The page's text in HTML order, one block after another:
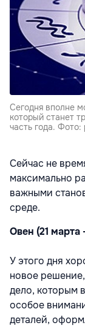
Сегодня вполне
который станет
часть года. Фото:
Сейчас не
максимально
важными
среде.
Овен (21 марта
У этого дня
новое
дело, которым
особое
деталей,